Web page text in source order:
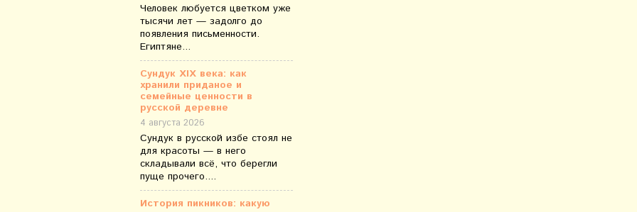
Человек любуется цветком уже
тысячи лет — задолго до
появления письменности.
Египтяне...
Сундук XIX века: как
хранили приданое и
семейные ценности в
русской деревне
4 августа 2026
Сундук в русской избе стоял не
для красоты — в него
складывали всё, что берегли
пуще прочего....
История пикников: какую